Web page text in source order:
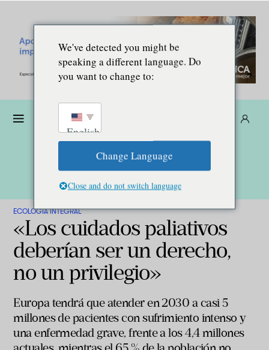
ECOLOGÍA INTEGRAL
«Los cuidados paliativos
deberían ser un derecho,
no un privilegio»
Europa tendrá que atender en 2030 a casi 5
millones de pacientes con sufrimiento intenso y
una enfermedad grave, frente a los 4,4 millones
We've detected you might be
speaking a different language. Do
you want to change to:
English
Change Language
Close and do not switch language